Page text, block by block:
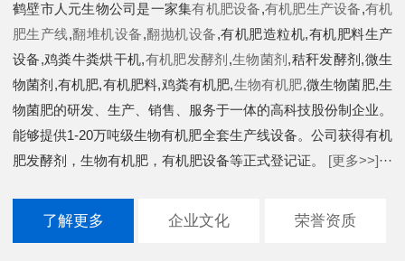
鹤壁市人元生物公司是一家集有机肥设备,有机肥生产设备,有机
肥生产线,翻堆机设备,翻抛机设备,有机肥造粒机,有机肥料生产
设备,鸡粪牛粪烘干机,有机肥发酵剂 ,生物菌剂 ,秸秆发酵剂,微生
物菌剂,有机肥,有机肥料,鸡粪有机肥,生物有机肥,微生物菌肥,生
物菌肥的研发、生产、销售、服务于一体的高科技股份制企业。
能够提供1-20万吨级生物有机肥全套生产线设备。公司获得有机
肥发酵剂，生物有机肥，有机肥设备等正式登记证。
[更多>>]···
了解更多 企业文化 荣誉资质